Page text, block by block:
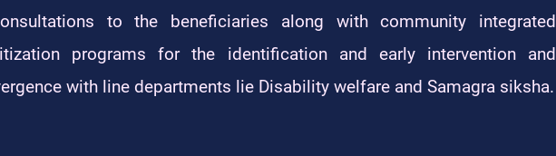
to the beneficiaries along with community integrated
programs for the identification and early intervention and
with line departments lie Disability welfare and Samagra siksha.